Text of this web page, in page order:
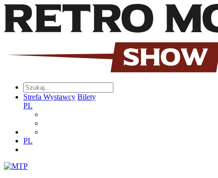
Strefa Wystawcy Bilety
PL
PL